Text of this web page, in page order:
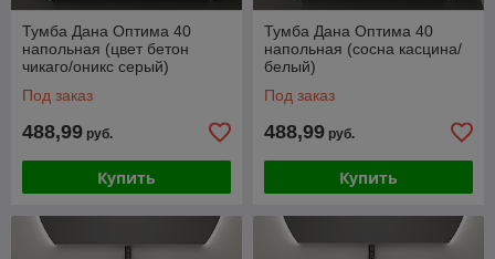
Тумба Дана Оптима 40
напольная (цвет бетон
чикаго/оникс серый)
Под заказ
488,99 руб.
Купить
Тумба Дана Оптима 40
напольная (сосна касцина/
белый)
Под заказ
488,99 руб.
Купить